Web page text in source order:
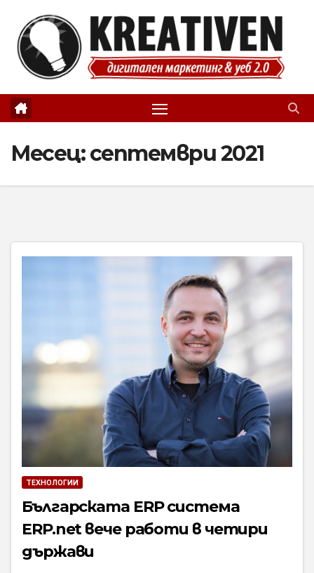
content
Месец:септември 2021
ТЕХНОЛОГИИ
Българската ERP система
ERP.net вече работи в четири
държави